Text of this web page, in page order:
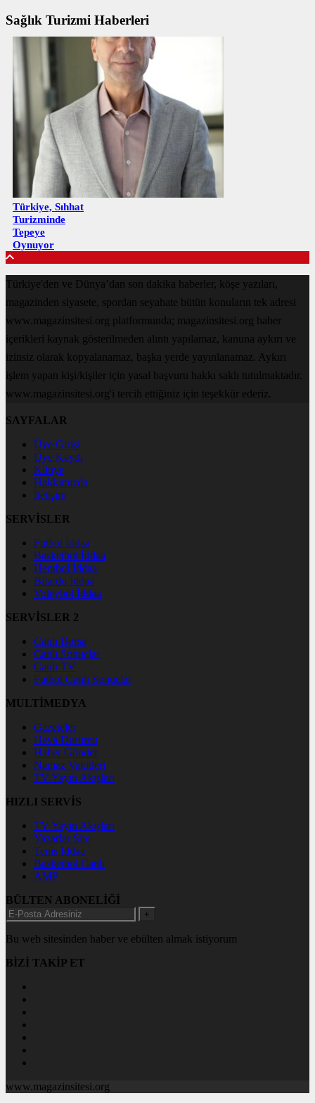
Sağlık Turizmi Haberleri
Türkiye, Sıhhat
Turizminde
Tepeye
Oynuyor
Türkiye'den ve Dünya’dan son dakika haberler, köşe yazıları,
magazinden siyasete, spordan seyahate bütün konuların tek adresi
www.magazinsitesi.org platformunda; magazinsitesi.org haber
içerikleri kaynak gösterilmeden alıntı yapılamaz, kanuna aykırı ve
izinsiz olarak kopyalanamaz, başka yerde yayınlanamaz. Aykırı
işlem yapan kişi/kişiler için yasal başvuru hakkı saklı tutulmaktadır.
www.magazinsitesi.org'i tercih ettiğiniz için teşekkür ederiz.
SAYFALAR
Üye Girişi
Üye Kaydı
Künye
Hakkımızda
İletişim
SERVİSLER
Futbol İddaa
Basketbol İddaa
Hentbol İddaa
Bilardo İddaa
Voleybol İddaa
SERVİSLER 2
Canlı Borsa
Canlı Sonuçlar
Canlı TV
Futbol Canlı Sonuçlar
MULTİMEDYA
Gazeteler
Hava Durumu
Haber Gönder
Namaz Vakitleri
TV Yayın Akışları
HIZLI SERVİS
TV Yayın Akışları
Yazarlar Site
Tenis İddaa
Basketbol Canlı
AMP
BÜLTEN ABONELİĞİ
+
Bu web sitesinden haber ve ebülten almak istiyorum
BİZİ TAKİP ET
www.magazinsitesi.org